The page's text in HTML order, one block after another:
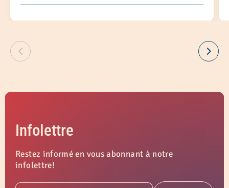
Infolettre
Restez informé en vous abonnant à notre
infolettre!